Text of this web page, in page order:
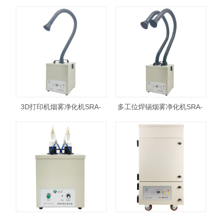
3D打印机烟雾净化机SRA-
多工位焊锡烟雾净化机SRA-